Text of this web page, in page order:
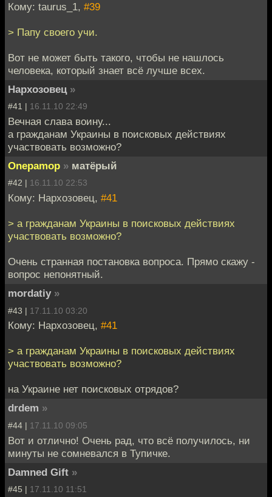
Кому: taurus_1, #39
> Папу своего учи.
Вот не может быть такого, чтобы не нашлось
человека, который знает всё лучше всех.
Нархозовец »
#41 | 16.11.10 22:49
Вечная слава воину...
а гражданам Украины в поисковых действиях
участвовать возможно?
Onepamop » матёрый
#42 | 16.11.10 22:53
Кому: Нархозовец, #41
> а гражданам Украины в поисковых действиях
участвовать возможно?
Очень странная постановка вопроса. Прямо скажу -
вопрос непонятный.
mordatiy »
#43 | 17.11.10 03:20
Кому: Нархозовец, #41
> а гражданам Украины в поисковых действиях
участвовать возможно?
на Украине нет поисковых отрядов?
drdem »
#44 | 17.11.10 09:05
Вот и отлично! Очень рад, что всё получилось, ни
минуты не сомневался в Тупичке.
Damned Gift »
#45 | 17.11.10 11:51